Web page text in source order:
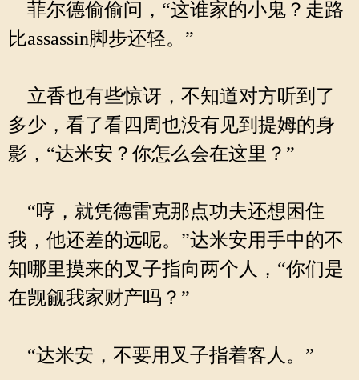
菲尔德偷偷问，“这谁家的小鬼？走路
比assassin脚步还轻。”
立香也有些惊讶，不知道对方听到了
多少，看了看四周也没有见到提姆的身
影，“达米安？你怎么会在这里？”
“哼，就凭德雷克那点功夫还想困住
我，他还差的远呢。”达米安用手中的不
知哪里摸来的叉子指向两个人，“你们是
在觊觎我家财产吗？”
“达米安，不要用叉子指着客人。”